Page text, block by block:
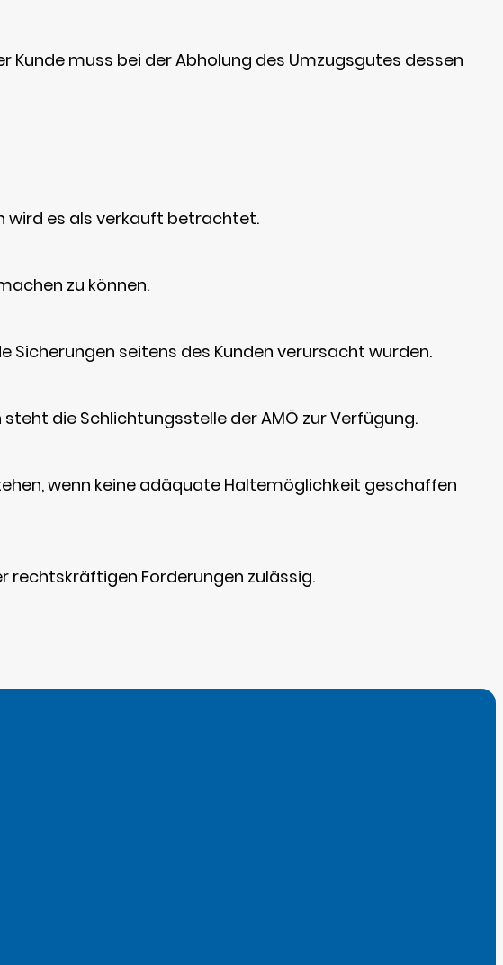
muss bei der Abholung des Umzugsgutes dessen
wird es als verkauft betrachtet.
zu können.
seitens des Kunden verursacht wurden.
die Schlichtungsstelle der AMÖ zur Verfügung.
wenn keine adäquate Haltemöglichkeit geschaffen
rechtskräftigen Forderungen zulässig.